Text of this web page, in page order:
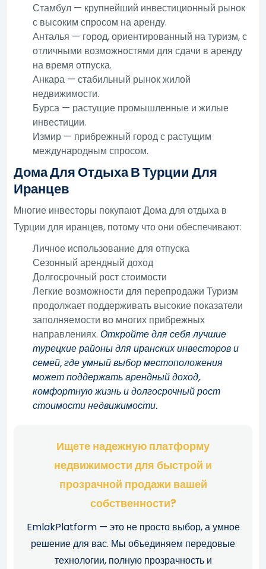
Стамбул — крупнейший инвестиционный рынок
с высоким спросом на аренду.
Анталья — город, ориентированный на туризм, с
отличными возможностями для сдачи в аренду
на время отпуска.
Анкара — стабильный рынок жилой
недвижимости.
Бурса — растущие промышленные и жилые
инвестиции.
Измир — прибрежный город с растущим
международным спросом.
Дома Для Отдыха В Турции Для
Иранцев
Многие инвесторы покупают Дома для отдыха в
Турции для иранцев, потому что они обеспечивают:
Личное использование для отпуска
Сезонный арендный доход
Долгосрочный рост стоимости
Легкие возможности для перепродажи Туризм
продолжает поддерживать высокие показатели
заполняемости во многих прибрежных
направлениях.Откройте для себя лучшие
турецкие районы для иранских инвесторов и
семей, где умный выбор местоположения
может поддержать арендный доход,
комфортную жизнь и долгосрочный рост
стоимости недвижимости.
Ищете надежную платформу
недвижимости для быстрой и
прозрачной продажи вашей
собственности?
EmlakPlatform — это не просто выбор, а умное
решение для вас. Мы объединяем передовые
технологии, полную прозрачность и